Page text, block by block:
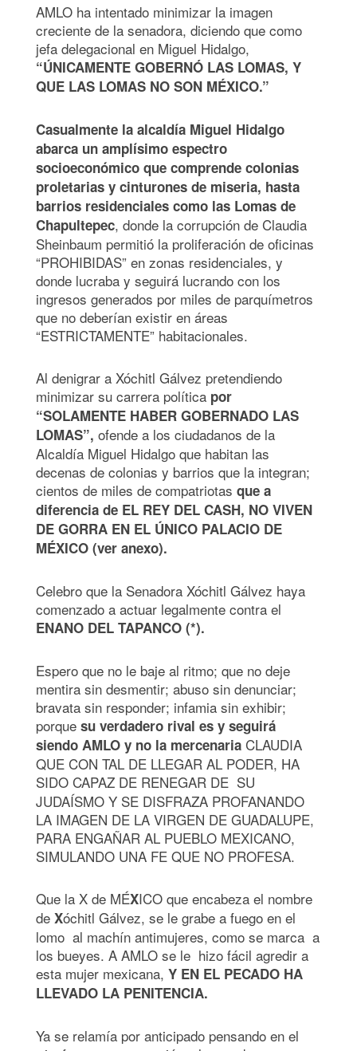
AMLO ha intentado minimizar la imagen
creciente de la senadora, diciendo que como
jefa delegacional en Miguel Hidalgo,
“ÚNICAMENTE GOBERNÓ LAS LOMAS, Y
QUE LAS LOMAS NO SON MÉXICO.”
Casualmente la alcaldía Miguel Hidalgo
abarca un amplísimo espectro
socioeconómico que comprende colonias
proletarias y cinturones de miseria, hasta
barrios residenciales como las Lomas de
Chapultepec, donde la corrupción de Claudia
Sheinbaum permitió la proliferación de oficinas
“PROHIBIDAS” en zonas residenciales, y
donde lucraba y seguirá lucrando con los
ingresos generados por miles de parquímetros
que no deberían existir en áreas
“ESTRICTAMENTE” habitacionales.
Al denigrar a Xóchitl Gálvez pretendiendo
minimizar su carrera política por
“SOLAMENTE HABER GOBERNADO LAS
LOMAS”, ofende a los ciudadanos de la
Alcaldía Miguel Hidalgo que habitan las
decenas de colonias y barrios que la integran;
cientos de miles de compatriotas que a
diferencia de EL REY DEL CASH, NO VIVEN
DE GORRA EN EL ÚNICO PALACIO DE
MÉXICO (ver anexo).
Celebro que la Senadora Xóchitl Gálvez haya
comenzado a actuar legalmente contra el
ENANO DEL TAPANCO (*).
Espero que no le baje al ritmo; que no deje
mentira sin desmentir; abuso sin denunciar;
bravata sin responder; infamia sin exhibir;
porque su verdadero rival es y seguirá
siendo AMLO y no la mercenaria CLAUDIA
QUE CON TAL DE LLEGAR AL PODER, HA
SIDO CAPAZ DE RENEGAR DE SU
JUDAÍSMO Y SE DISFRAZA PROFANANDO
LA IMAGEN DE LA VIRGEN DE GUADALUPE,
PARA ENGAÑAR AL PUEBLO MEXICANO,
SIMULANDO UNA FE QUE NO PROFESA.
Que la X de MÉXICO que encabeza el nombre
de Xóchitl Gálvez, se le grabe a fuego en el
lomo al machín antimujeres, como se marca a
los bueyes. A AMLO se le hizo fácil agredir a
esta mujer mexicana, Y EN EL PECADO HA
LLEVADO LA PENITENCIA.
Ya se relamía por anticipado pensando en el